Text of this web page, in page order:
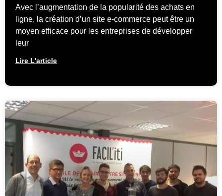
Avec l’augmentation de la popularité des achats en
ligne, la création d’un site e-commerce peut être un
moyen efficace pour les entreprises de développer
leur
Lire L'article